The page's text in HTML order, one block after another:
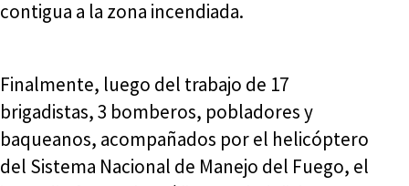
contigua a la zona incendiada.
Finalmente, luego del trabajo de 17
brigadistas, 3 bomberos, pobladores y
baqueanos, acompañados por el helicóptero
del Sistema Nacional de Manejo del Fuego, el